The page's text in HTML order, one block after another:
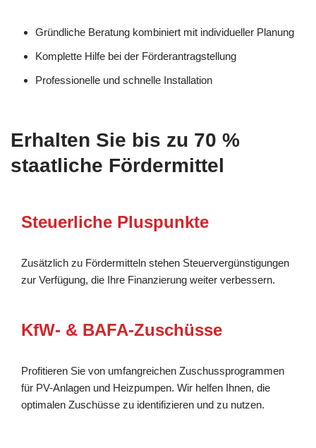
Gründliche Beratung kombiniert mit individueller Planung
Komplette Hilfe bei der Förderantragstellung
Professionelle und schnelle Installation
Erhalten Sie bis zu 70 %
staatliche Fördermittel
Steuerliche Pluspunkte
Zusätzlich zu Fördermitteln stehen Steuervergünstigungen
zur Verfügung, die Ihre Finanzierung weiter verbessern.
KfW- & BAFA-Zuschüsse
Profitieren Sie von umfangreichen Zuschussprogrammen
für PV-Anlagen und Heizpumpen. Wir helfen Ihnen, die
optimalen Zuschüsse zu identifizieren und zu nutzen.